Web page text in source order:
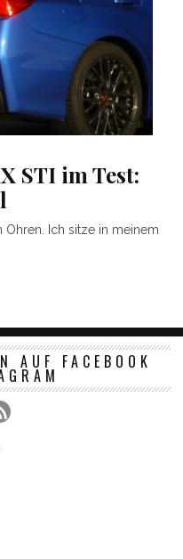
STI im Test:
Ohren. Ich sitze in meinem
AUF FACEBOOK